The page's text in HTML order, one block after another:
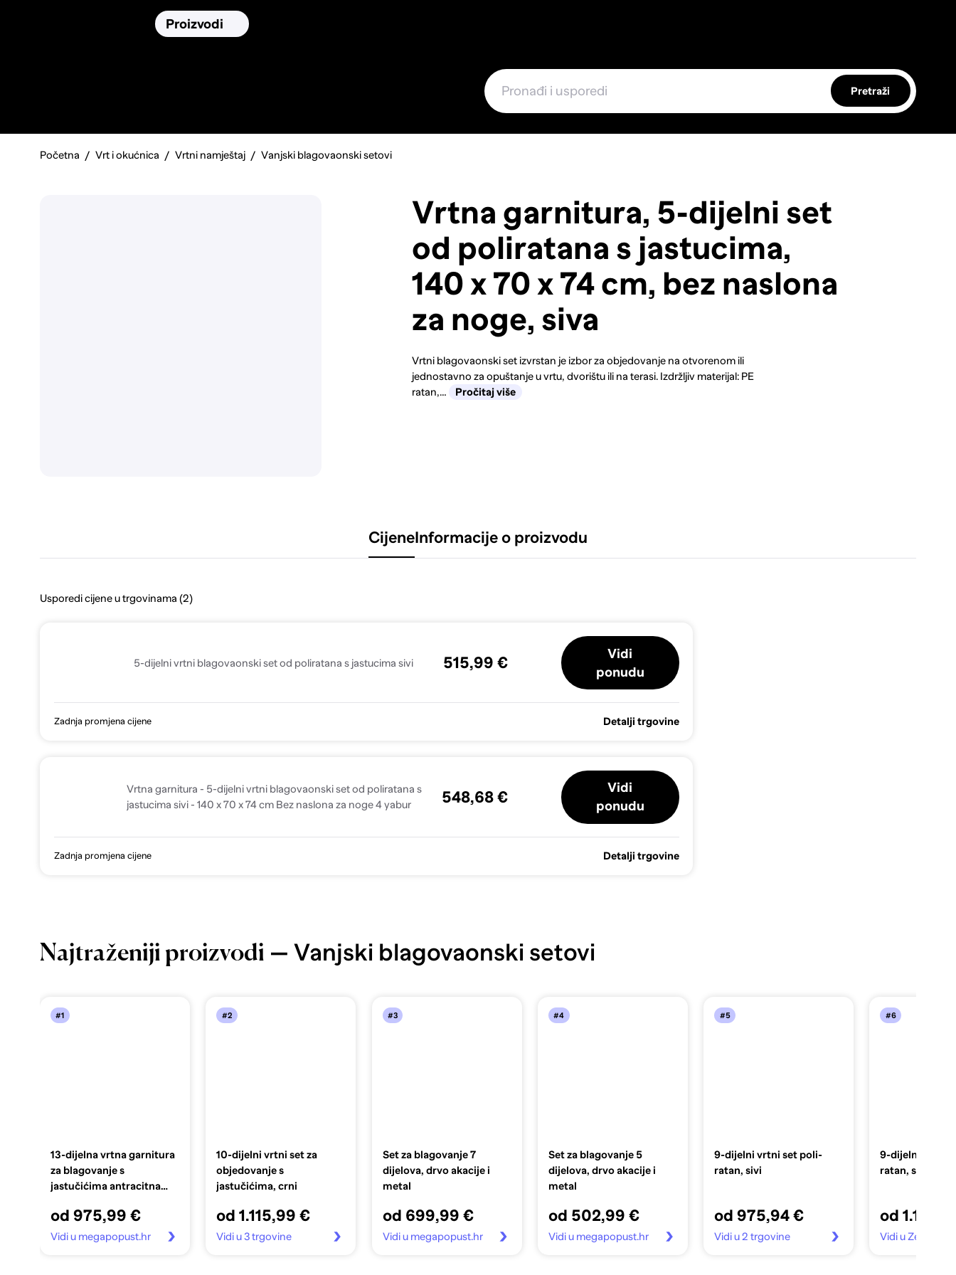
Proizvodi
Pretraži
Početna Vrt i okućnica Vrtni namještaj Vanjski blagovaonski setovi
Vrtna garnitura, 5-dijelni set
od poliratana s jastucima,
140 x 70 x 74 cm, bez naslona
za noge, siva
Vrtni blagovaonski set izvrstan je izbor za objedovanje na otvorenom ili
jednostavno za opuštanje u vrtu, dvorištu ili na terasi. Izdržljiv materijal: PE
ratan,…
Pročitaj više
CijeneInformacije o proizvodu
Usporedi cijene u trgovinama (2)
5-dijelni vrtni blagovaonski set od poliratana s jastucima sivi 515,99 €
Vidi
ponudu
Zadnja promjena cijene Detalji trgovine
Vrtna garnitura - 5-dijelni vrtni blagovaonski set od poliratana s
jastucima sivi - 140 x 70 x 74 cm Bez naslona za noge 4 yabur
548,68 €
Vidi
ponudu
Zadnja promjena cijene Detalji trgovine
Najtraženiji proizvodi — Vanjski blagovaonski setovi
#1
13-dijelna vrtna garnitura
za blagovanje s
jastučićima antracitna
antracit 200x100x73 cm
poliratan, Vrtni stol
od 975,99 €
Vidi u megapopust.hr
#2
10-dijelni vrtni set za
objedovanje s
jastučićima, crni
od 1.115,99 €
Vidi u 3 trgovine
#3
Set za blagovanje 7
dijelova, drvo akacije i
metal
od 699,99 €
Vidi u megapopust.hr
#4
Set za blagovanje 5
dijelova, drvo akacije i
metal
od 502,99 €
Vidi u megapopust.hr
#5
9-dijelni vrtni set poli-
ratan, sivi
od 975,94 €
Vidi u 2 trgovine
#6
9-dijelni vrtni
ratan, sivi
od
Vidi u Zebra.hr